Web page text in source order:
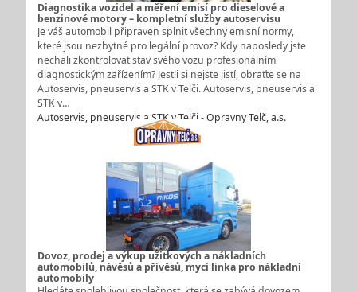
Diagnostika vozidel a měření emisí pro dieselové a
benzinové motory – kompletní služby autoservisu
Je váš automobil připraven splnit všechny emisní normy,
které jsou nezbytné pro legální provoz? Kdy naposledy jste
nechali zkontrolovat stav svého vozu profesionálním
diagnostickým zařízením? Jestli si nejste jistí, obraťte se na
Autoservis, pneuservis a STK v Telči. Autoservis, pneuservis a
STK v…
Autoservis, pneuservis a STK v Telči - Opravny Telč, a.s.
Dovoz, prodej a výkup užitkových a nákladních
automobilů, návěsů a přívěsů, mycí linka pro nákladní
automobily